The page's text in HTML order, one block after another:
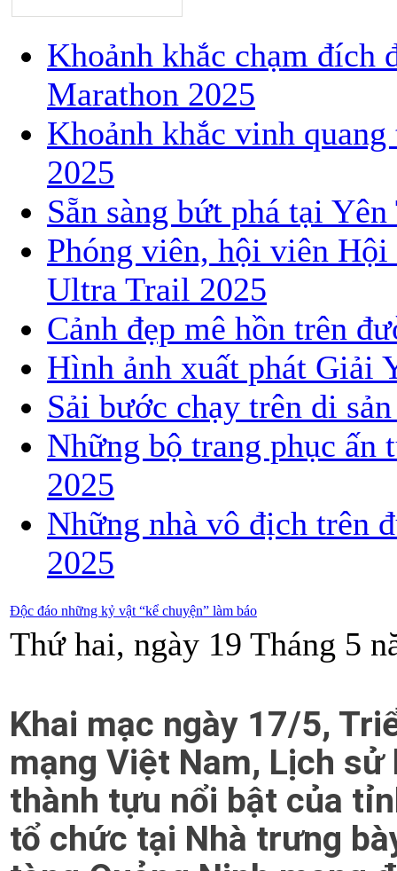
Khoảnh khắc chạm đích
Marathon 2025
Khoảnh khắc vinh
2025
Sẵn sàng bứt phá tại
Phóng viên, hội viên
Ultra Trail 2025
Cảnh đẹp mê hồn trên
Hình ảnh xuất phát Giải
Sải bước chạy trên di
Những bộ trang phục
2025
Những nhà vô địch trên
2025
Độc đáo những kỷ vật “kể chuyện” làm báo
Thứ hai, ngày 19 Tháng 5
Khai mạc ngày 17/5,
mạng Việt Nam, Lịch
thành tựu nổi bật của
tổ chức tại Nhà trưng